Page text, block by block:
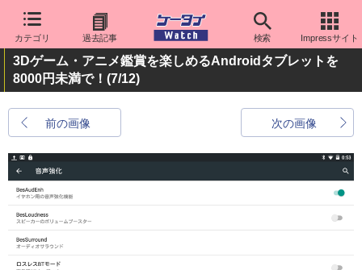
カテゴリ 過去記事 検索 Impressサイト
3Dゲーム・アニメ鑑賞を楽しめるAndroidタブレットを
8000円未満で！ (7/12)
前の画像 次の画像